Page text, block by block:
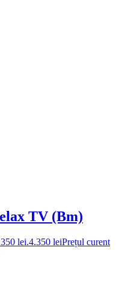
TV (Bm)
lei.4.350 leiPrețul curent